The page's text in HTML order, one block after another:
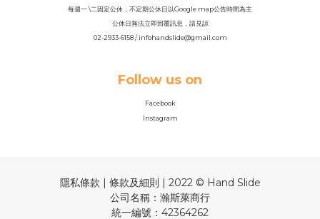
每週一 \二固定公休，不定期公休日以Google map公告時間為主
公休日無法立即回覆訊息，請見諒
02-2933-6158 / infohandslide@gmail.com
Follow us on
Facebook
Instagram
隱私條款 | 條款及細則 | 2022 © Hand Slide
公司名稱：瀚斯萊商行
統一編號：42364262